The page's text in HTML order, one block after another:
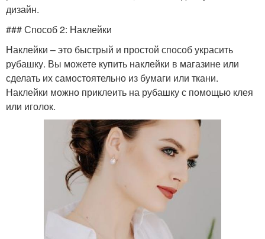
дизайн.
### Способ 2: Наклейки
Наклейки – это быстрый и простой способ украсить
рубашку. Вы можете купить наклейки в магазине или
сделать их самостоятельно из бумаги или ткани.
Наклейки можно приклеить на рубашку с помощью клея
или иголок.